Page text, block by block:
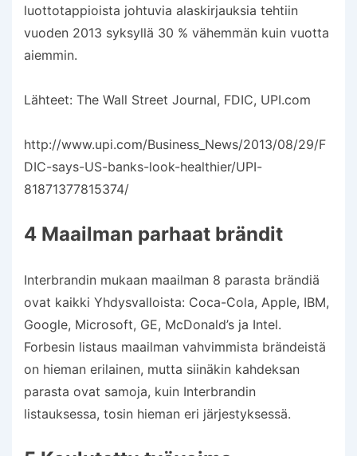
luottotappioista johtuvia alaskirjauksia tehtiin
vuoden 2013 syksyllä 30 % vähemmän kuin vuotta
aiemmin.
Lähteet: The Wall Street Journal, FDIC, UPI.com
http://www.upi.com/Business_News/2013/08/29/F
DIC-says-US-banks-look-healthier/UPI-
81871377815374/
4 Maailman parhaat brändit
Interbrandin mukaan maailman 8 parasta brändiä
ovat kaikki Yhdysvalloista: Coca-Cola, Apple, IBM,
Google, Microsoft, GE, McDonald’s ja Intel.
Forbesin listaus maailman vahvimmista brändeistä
on hieman erilainen, mutta siinäkin kahdeksan
parasta ovat samoja, kuin Interbrandin
listauksessa, tosin hieman eri järjestyksessä.